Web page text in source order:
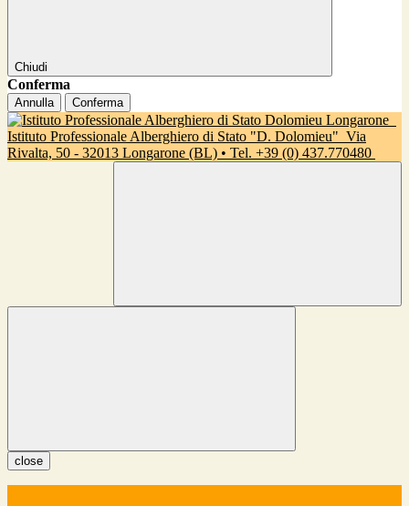
Chiudi
Conferma
Annulla Conferma
Istituto Professionale Alberghiero di Stato "D. Dolomieu" Via
Rivalta, 50 - 32013 Longarone (BL) • Tel. +39 (0) 437.770480
close